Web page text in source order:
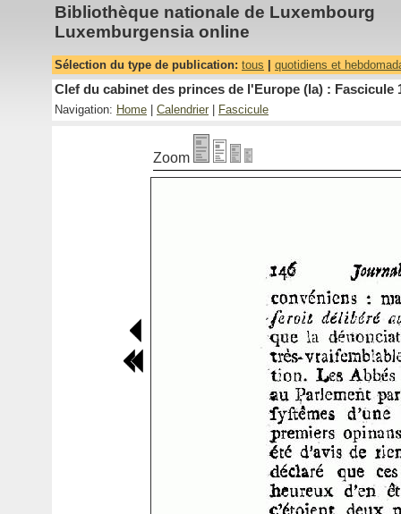
Bibliothèque nationale de Luxembourg
Luxemburgensia online
Sélection du type de publication: tous quotidiens et
Clef du cabinet des princes de l'Europe (la) : Fascicule
Navigation: Home Calendrier Fascicule
Zoom